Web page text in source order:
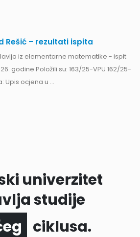
Rešić – rezultati ispita
iz elementarne matematike - ispit
godine Položili su: 163/25-VPU 162/25-
Upis ocjena u ...
univerzitet
studije
ciklusa.